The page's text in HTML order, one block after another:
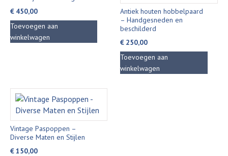
€ 450,00
Toevoegen aan
winkelwagen
Antiek houten hobbelpaard
– Handgesneden en
beschilderd
€ 250,00
Toevoegen aan
winkelwagen
Vintage Paspoppen –
Diverse Maten en Stijlen
€150,00